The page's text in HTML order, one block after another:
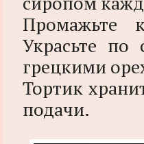
Промажьте
Украсьте по
грецкими
Тортик
подачи.